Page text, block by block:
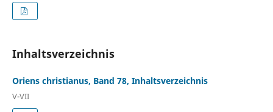
Inhaltsverzeichnis
Oriens christianus, Band 78, Inhaltsverzeichnis
V-VII